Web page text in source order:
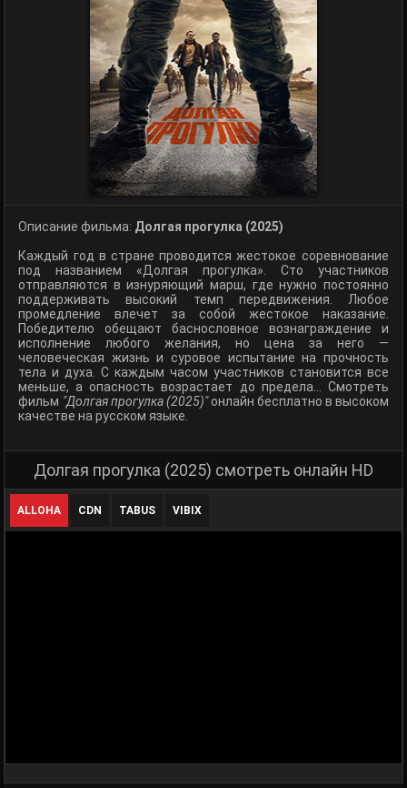
Описание фильма: Долгая прогулка (2025)
Каждый год в стране проводится жестокое соревнование
под названием «Долгая прогулка». Сто участников
отправляются в изнуряющий марш, где нужно постоянно
поддерживать высокий темп передвижения. Любое
промедление влечет за собой жестокое наказание.
Победителю обещают баснословное вознаграждение и
исполнение любого желания, но цена за него —
человеческая жизнь и суровое испытание на прочность
тела и духа. С каждым часом участников становится все
меньше, а опасность возрастает до предела... Смотреть
фильм "Долгая прогулка (2025)"онлайн бесплатно в высоком
качестве на русском языке.
Долгая прогулка (2025) смотреть онлайн HD
ALLOHA CDN TABUS VIBIX